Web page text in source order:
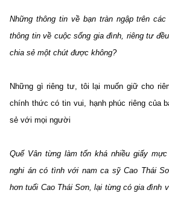
Những thông tin về bạn tràn ngập trên
thông tin về cuộc sống gia đình, riêng tư
chia sẻ một chút được không?
Những gì riêng tư, tôi lại muốn giữ cho
chính thức có tin vui, hạnh phúc riêng của
sẻ với mọi người
Quế Vân từng làm tốn khá nhiều giấy
nghi án có tình với nam ca sỹ Cao Thái
hơn tuổi Cao Thái Sơn, lại từng có gia đình